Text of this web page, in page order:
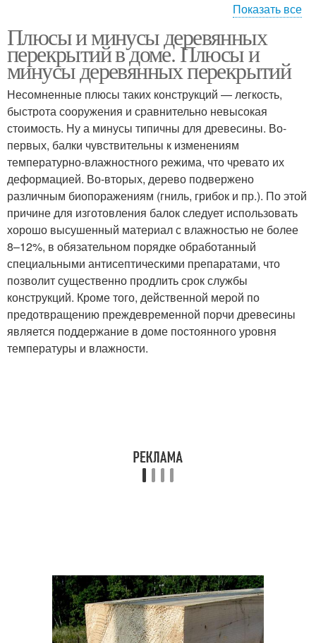
Ипотеки на дом
Перекрытия в
дореволюционных
домах
Перекрытия в сталинке
Сталинки с
деревянными
перекрытиями
Показать все
Плюсы и минусы деревянных
перекрытий в доме. Плюсы и
минусы деревянных перекрытий
Несомненные плюсы таких конструкций — легкость,
быстрота сооружения и сравнительно невысокая
стоимость. Ну а минусы типичны для древесины. Во-
первых, балки чувствительны к изменениям
температурно-влажностного режима, что чревато их
деформацией. Во-вторых, дерево подвержено
различным биопоражениям (гниль, грибок и пр.). По этой
причине для изготовления балок следует использовать
хорошо высушенный материал с влажностью не более
8–12%, в обязательном порядке обработанный
специальными антисептическими препаратами, что
позволит существенно продлить срок службы
конструкций. Кроме того, действенной мерой по
предотвращению преждевременной порчи древесины
является поддержание в доме постоянного уровня
температуры и влажности.